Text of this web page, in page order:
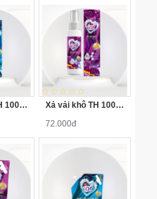
Xả vải khô TH 100ml Xanh Dương
Xả vải khô TH 100ml Tím
72.000đ